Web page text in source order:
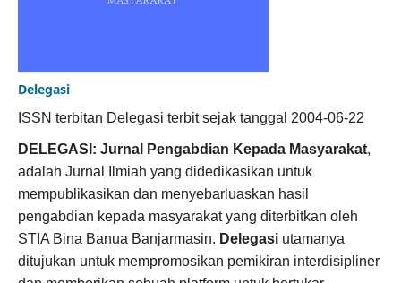
Delegasi
ISSN terbitan Delegasi terbit sejak tanggal 2004-06-22
DELEGASI: Jurnal Pengabdian Kepada Masyarakat,
adalah Jurnal Ilmiah yang didedikasikan untuk
mempublikasikan dan menyebarluaskan hasil
pengabdian kepada masyarakat yang diterbitkan oleh
STIA Bina Banua Banjarmasin. Delegasiutamanya
ditujukan untuk mempromosikan pemikiran interdisipliner